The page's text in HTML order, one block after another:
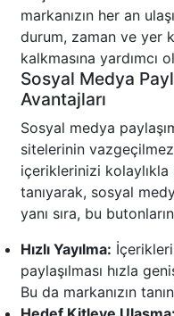
markanızın her an
durum, zaman ve yer
kalkmasına yardımcı
Sosyal Medya
Avantajları
Sosyal medya
sitelerinin
içeriklerinizi
tanıyarak, sosyal
yanı sıra, bu
Hızlı Yayılma:
paylaşılması hızla
Bu da markanızın